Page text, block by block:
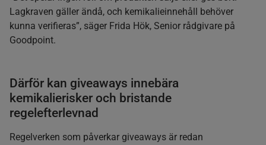
Lagkraven gäller ändå, och kemikalieinnehåll behöver
kunna verifieras”, säger Frida Hök, Senior rådgivare på
Goodpoint.
Därför kan giveaways innebära
kemikalierisker och bristande
regelefterlevnad
Regelverken som påverkar giveaways är redan